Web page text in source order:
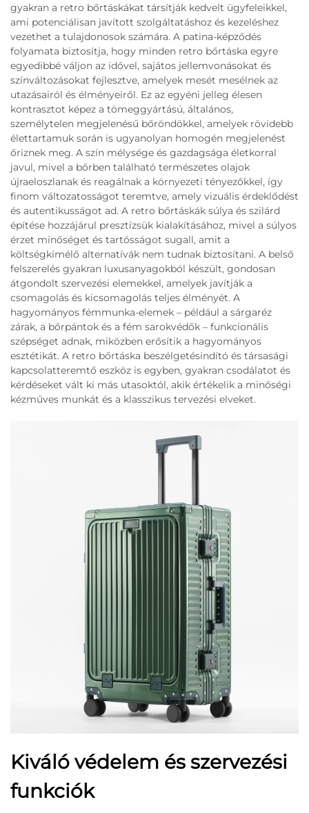
gyakran a retro bőrtáskákat társítják kedvelt ügyfeleikkel,
ami potenciálisan javított szolgáltatáshoz és kezeléshez
vezethet a tulajdonosok számára. A patina-képződés
folyamata biztosítja, hogy minden retro bőrtáska egyre
egyedibbé váljon az idővel, sajátos jellemvonásokat és
színváltozásokat fejlesztve, amelyek mesét mesélnek az
utazásairól és élményeiről. Ez az egyéni jelleg élesen
kontrasztot képez a tömeggyártású, általános,
személytelen megjelenésű bőröndökkel, amelyek rövidebb
élettartamuk során is ugyanolyan homogén megjelenést
őriznek meg. A szín mélysége és gazdagsága életkorral
javul, mivel a bőrben található természetes olajok
újraeloszlanak és reagálnak a környezeti tényezőkkel, így
finom változatosságot teremtve, amely vizuális érdeklődést
és autentikusságot ad. A retro bőrtáskák súlya és szilárd
építése hozzájárul presztízsük kialakításához, mivel a súlyos
érzet minőséget és tartósságot sugall, amit a
költségkímélő alternatívák nem tudnak biztosítani. A belső
felszerelés gyakran luxusanyagokból készült, gondosan
átgondolt szervezési elemekkel, amelyek javítják a
csomagolás és kicsomagolás teljes élményét. A
hagyományos fémmunka-elemek – például a sárgaréz
zárak, a bőrpántok és a fém sarokvédők – funkcionális
szépséget adnak, miközben erősítik a hagyományos
esztétikát. A retro bőrtáska beszélgetésindító és társasági
kapcsolatteremtő eszköz is egyben, gyakran csodálatot és
kérdéseket vált ki más utasoktól, akik értékelik a minőségi
kézműves munkát és a klasszikus tervezési elveket.
Kiváló védelem és szervezési
funkciók